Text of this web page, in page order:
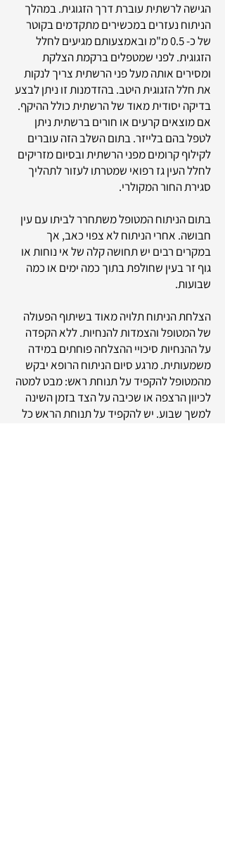
הגישה לרשתית עוברת דרך הזגוגית. במהלך
הניתוח נעזרים במכשירים מתקדמים בקוטר
של כ- 0.5 מ"מ ובאמצעותם מגיעים לחלל
הזגוגית. לפני שמטפלים ברקמת הצלקת
ומסירים אותה מעל פני הרשתית צריך לנקות
את חלל הזגוגית היטב. בהזדמנות זו ניתן לבצע
בדיקה יסודית מאוד של הרשתית כולל ההיקף.
אם מוצאים קרעים או חורים ברשתית ניתן
לטפל בהם בלייזר. בתום השלב הזה עוברים
לקילוף קרומים מפני הרשתית ובסיום מזריקים
לחלל העין גז רפואי שמטרתו לעזור לתהליך
סגירת החור המקולרי.
בתום הניתוח המטופל משתחרר לביתו עם עין
חבושה. אחרי הניתוח לא צפוי כאב, אך
במקרים רבים יש תחושה קלה של אי נוחות או
גוף זר בעין שחולפת בתוך כמה ימים או כמה
שבועות.
הצלחת הניתוח תלויה מאוד בשיתוף הפעולה
של המטופל והצמדות להנחיות. ללא הקפדה
על ההנחיות סיכויי ההצלחה פוחתים במידה
משמעותית. מרגע סיום הניתוח הרופא יבקש
מהמטופל להקפיד על תנוחת ראש: מבט למטה
לכיוון הרצפה או שכיבה על הצד בזמן השינה
למשך שבוע. יש להקפיד על תנוחת הראש כל